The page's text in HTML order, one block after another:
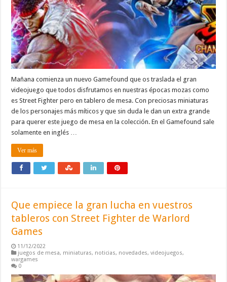
Mañana comienza un nuevo Gamefound que os traslada el gran
videojuego que todos disfrutamos en nuestras épocas mozas como
es Street Fighter pero en tablero de mesa. Con preciosas miniaturas
de los personajes más míticos y que sin duda le dan un extra grande
para querer este juego de mesa en la colección. En el Gamefound sale
solamente en inglés …
Ver más
Que empiece la gran lucha en vuestros
tableros con Street Fighter de Warlord
Games
11/12/2022
juegos de mesa, miniaturas, noticias, novedades,videojuegos,
wargames
0